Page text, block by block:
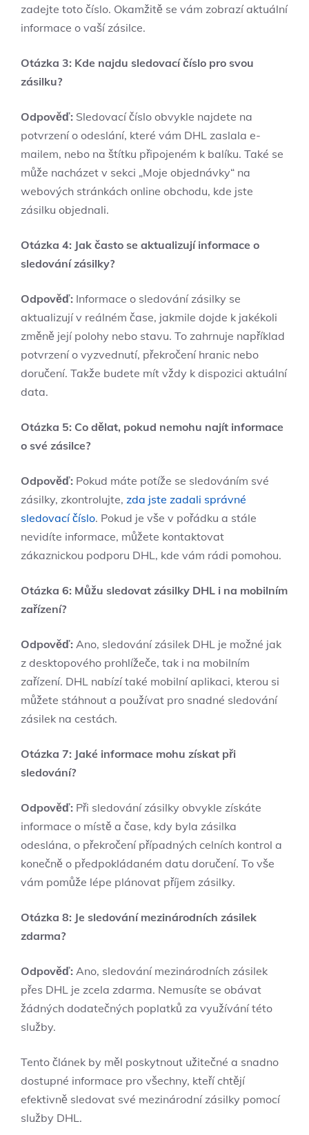
zadejte toto číslo. Okamžitě se vám zobrazí aktuální
informace o vaší zásilce.
Otázka 3: Kde najdu sledovací číslo pro svou
zásilku?
Odpověď: Sledovací číslo obvykle najdete na
potvrzení o odeslání, které vám DHL zaslala e-
mailem, nebo na štítku připojeném k balíku. Také se
může nacházet v sekci „Moje objednávky“ na
webových stránkách online obchodu, kde jste
zásilku objednali.
Otázka 4: Jak často se aktualizují informace o
sledování zásilky?
Odpověď: Informace o sledování zásilky se
aktualizují v reálném čase, jakmile dojde k jakékoli
změně její polohy nebo stavu. To zahrnuje například
potvrzení o vyzvednutí, překročení hranic nebo
doručení. Takže budete mít vždy k dispozici aktuální
data.
Otázka 5: Co dělat, pokud nemohu najít informace
o své zásilce?
Odpověď: Pokud máte potíže se sledováním své
zásilky, zkontrolujte, zda jste zadali správné
sledovací číslo. Pokud je vše v pořádku a stále
nevidíte informace, můžete kontaktovat
zákaznickou podporu DHL, kde vám rádi pomohou.
Otázka 6: Můžu sledovat zásilky DHL i na mobilním
zařízení?
Odpověď: Ano, sledování zásilek DHL je možné jak
z desktopového prohlížeče, tak i na mobilním
zařízení. DHL nabízí také mobilní aplikaci, kterou si
můžete stáhnout a používat pro snadné sledování
zásilek na cestách.
Otázka 7: Jaké informace mohu získat při
sledování?
Odpověď: Při sledování zásilky obvykle získáte
informace o místě a čase, kdy byla zásilka
odeslána, o překročení případných celních kontrol a
konečně o předpokládaném datu doručení. To vše
vám pomůže lépe plánovat příjem zásilky.
Otázka 8: Je sledování mezinárodních zásilek
zdarma?
Odpověď: Ano, sledování mezinárodních zásilek
přes DHL je zcela zdarma. Nemusíte se obávat
žádných dodatečných poplatků za využívání této
služby.
Tento článek by měl poskytnout užitečné a snadno
dostupné informace pro všechny, kteří chtějí
efektivně sledovat své mezinárodní zásilky pomocí
služby DHL.